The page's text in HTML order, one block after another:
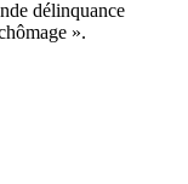
délinquance
».